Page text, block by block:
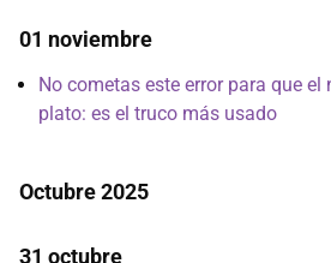
01 noviembre
No cometas este error para que el
plato: es el truco más usado
Octubre 2025
31 octubre